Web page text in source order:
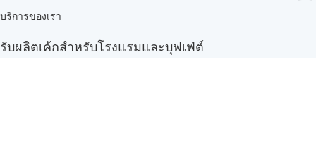
บริการของเรา
รับผลิตเค้กสำหรับโรงแรมและบุฟเฟ่ต์